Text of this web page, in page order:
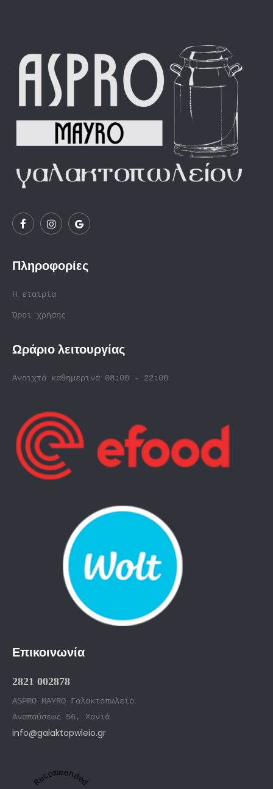
Πληροφορίες
Η εταιρία
Όροι χρήσης
Ωράριο λειτουργίας
Ανοιχτά καθημερινά 08:00 - 22:00
Επικοινωνία
2821 002878
ASPRO MAYRO Γαλακτοπωλείο
Αναπαύσεως 56, Χανιά
info@galaktopwleio.gr
Recommended